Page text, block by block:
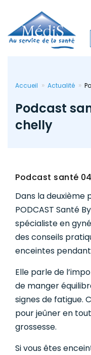
contenu
principal
Accueil Actualité
Podcast
chelly
Podcast santé
Dans la deuxième
PODCAST Santé
spécialiste en
des conseils
enceintes
Elle parle de
de manger
signes de fatigue.
pour jeûner en
grossesse.
Si vous êtes